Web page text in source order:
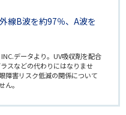
線B波を約97％、A波を
データより。UV吸収剤を配合
スなどの代わりにはなりませ
障害リスク低減の関係について
ん。